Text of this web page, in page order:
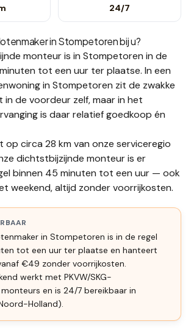
24/7
inStompetorenbij u?
monteur is in Stompetoren in de
tot een uur ter plaatse. In een
in Stompetoren zit de zwakke
in de voordeur zelf, maar in het
is daar relatief goedkoop én
circa 28 km van onze serviceregio
dichtstbijzijnde monteur is er
binnen 45 minuten tot een uur — ook
weekend, altijd zonder voorrijkosten.
in Stompetoren is in de regel
tot een uur ter plaatse en hanteert
€49 zonder voorrijkosten.
werkt met PKVW/SKG-
en is 24/7 bereikbaar in
Holland).